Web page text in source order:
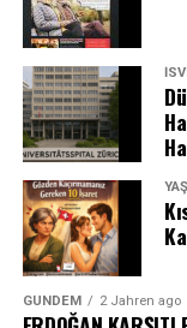
GÜNDEM 2 Jahren ago